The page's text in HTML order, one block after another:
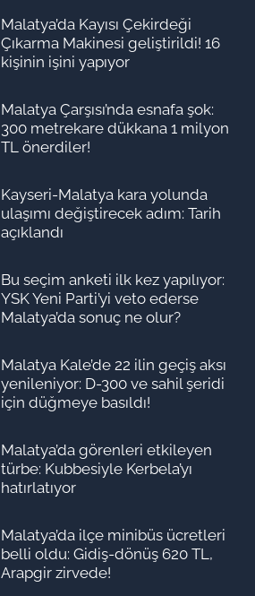
Malatya’da Kayısı Çekirdeği
Çıkarma Makinesi geliştirildi! 16
kişinin işini yapıyor
Malatya Çarşısı’nda esnafa şok:
300 metrekare dükkana 1 milyon
TL önerdiler!
Kayseri-Malatya kara yolunda
ulaşımı değiştirecek adım: Tarih
açıklandı
Bu seçim anketi ilk kez yapılıyor:
YSK Yeni Parti’yi veto ederse
Malatya’da sonuç ne olur?
Malatya Kale’de 22 ilin geçiş aksı
yenileniyor: D-300 ve sahil şeridi
için düğmeye basıldı!
Malatya’da görenleri etkileyen
türbe: Kubbesiyle Kerbela’yı
hatırlatıyor
Malatya’da ilçe minibüs ücretleri
belli oldu: Gidiş-dönüş 620 TL,
Arapgir zirvede!